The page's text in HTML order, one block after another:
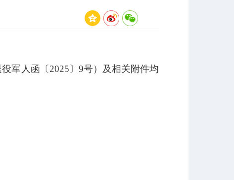
军人函〔 2025〕9号）及相关附件均